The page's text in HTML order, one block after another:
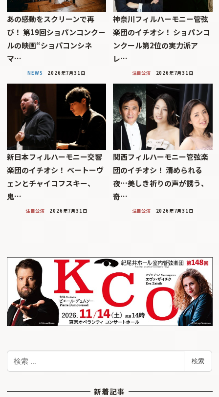
あの感動をスクリーンで再
び！ 第19回ショパンコンクー
ルの映画“ショパコンシネ
マ…
NEWS 2026年7月31日
神奈川フィルハーモニー管弦
楽団のイチオシ！ ショパンコ
ンクール第2位の実力派ア
レ…
注目公演 2026年7月31日
新日本フィルハーモニー交響
楽団のイチオシ！ ベートーヴ
ェンとチャイコフスキー、
鬼…
注目公演 2026年7月31日
関西フィルハーモニー管弦楽
団のイチオシ！ 清められる
夜…美しき祈りの声が誘う、
奇…
注目公演 2026年7月31日
検
検索
新着記事